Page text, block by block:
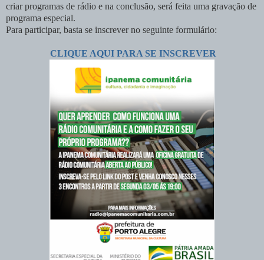
criar programas de rádio e na conclusão, será feita uma gravação de
programa especial.
Para participar, basta se inscrever no seguinte formulário:
CLIQUE AQUI PARA SE INSCREVER